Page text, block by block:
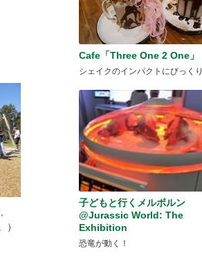
）
Cafe「Three One 2 One」
シェイクのインパクトにびっくり
子どもと行くメルボルン
@Jurassic World: The
Exhibition
恐竜が動く！